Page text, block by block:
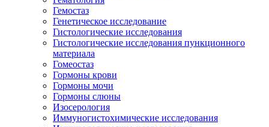
Гемостаз
Генетическое исследование
Гистологические исследования
Гистологические исследования пункционного
материала
Гомеостаз
Гормоны крови
Гормоны мочи
Гормоны слюны
Изосерология
Иммуногистохимические исследования